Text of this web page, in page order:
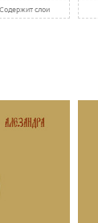
Содержит слои